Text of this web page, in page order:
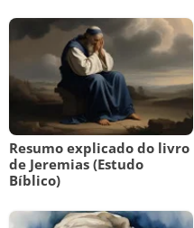
Resumo explicado do livro
de Jeremias (Estudo
Bíblico)